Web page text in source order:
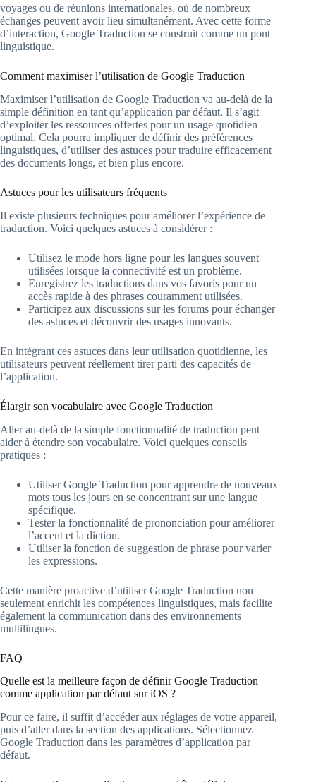
voyages ou de réunions internationales, où de nombreux
échanges peuvent avoir lieu simultanément. Avec cette forme
d’interaction, Google Traduction se construit comme un pont
linguistique.
Comment maximiser l’utilisation de Google Traduction
Maximiser l’utilisation de Google Traduction va au-delà de la
simple définition en tant qu’application par défaut. Il s’agit
d’exploiter les ressources offertes pour un usage quotidien
optimal. Cela pourra impliquer de définir des préférences
linguistiques, d’utiliser des astuces pour traduire efficacement
des documents longs, et bien plus encore.
Astuces pour les utilisateurs fréquents
Il existe plusieurs techniques pour améliorer l’expérience de
traduction. Voici quelques astuces à considérer :
Utilisez le mode hors ligne pour les langues souvent
utilisées lorsque la connectivité est un problème.
Enregistrez les traductions dans vos favoris pour un
accès rapide à des phrases couramment utilisées.
Participez aux discussions sur les forums pour échanger
des astuces et découvrir des usages innovants.
En intégrant ces astuces dans leur utilisation quotidienne, les
utilisateurs peuvent réellement tirer parti des capacités de
l’application.
Élargir son vocabulaire avec Google Traduction
Aller au-delà de la simple fonctionnalité de traduction peut
aider à étendre son vocabulaire. Voici quelques conseils
pratiques :
Utiliser Google Traduction pour apprendre de nouveaux
mots tous les jours en se concentrant sur une langue
spécifique.
Tester la fonctionnalité de prononciation pour améliorer
l’accent et la diction.
Utiliser la fonction de suggestion de phrase pour varier
les expressions.
Cette manière proactive d’utiliser Google Traduction non
seulement enrichit les compétences linguistiques, mais facilite
également la communication dans des environnements
multilingues.
FAQ
Quelle est la meilleure façon de définir Google Traduction
comme application par défaut sur iOS ?
Pour ce faire, il suffit d’accéder aux réglages de votre appareil,
puis d’aller dans la section des applications. Sélectionnez
Google Traduction dans les paramètres d’application par
défaut.